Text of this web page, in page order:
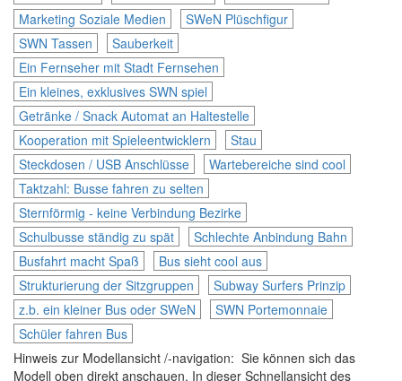
Marketing Soziale Medien
SWeN Plüschfigur
SWN Tassen
Sauberkeit
Ein Fernseher mit Stadt Fernsehen
Ein kleines, exklusives SWN spiel
Getränke / Snack Automat an Haltestelle
Kooperation mit Spieleentwicklern
Stau
Steckdosen / USB Anschlüsse
Wartebereiche sind cool
Taktzahl: Busse fahren zu selten
Sternförmig - keine Verbindung Bezirke
Schulbusse ständig zu spät
Schlechte Anbindung Bahn
Busfahrt macht Spaß
Bus sieht cool aus
Strukturierung der Sitzgruppen
Subway Surfers Prinzip
z.b. ein kleiner Bus oder SWeN
SWN Portemonnaie
Schüler fahren Bus
Hinweis zur Modellansicht /-navigation: Sie können sich das
Modell oben direkt anschauen. In dieser Schnellansicht des